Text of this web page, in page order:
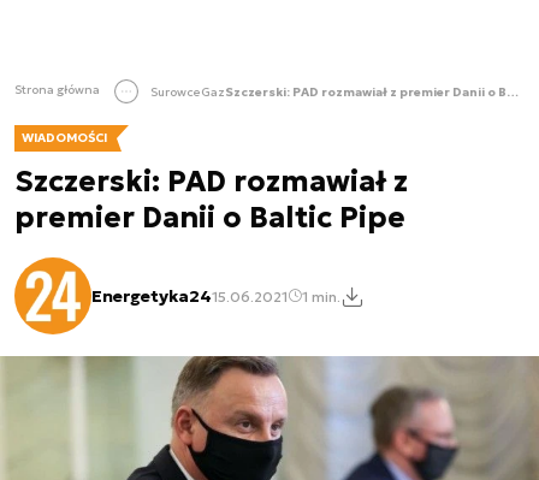
Strona główna SurowceGaz Szczerski: PAD rozmawiał z premier Danii o Baltic Pipe
WIADOMOŚCI
Szczerski: PAD rozmawiał z
premier Danii o Baltic Pipe
Energetyka2415.06.2021 1 min.